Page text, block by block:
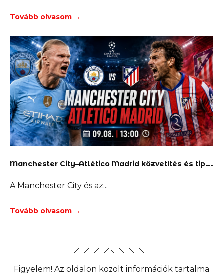
Tovább olvasom →
M
anchester City–Atlético Madrid közvetítés és tippek
A Manchester City és az
Tovább olvasom →
Figyelem! Az oldalon közölt információk tartalma